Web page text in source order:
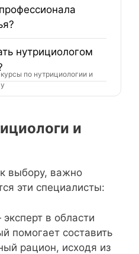
нутрициологом
по нутрициологии и
и
выбору, важно
эти специалисты:
в области
помогает составить
рацион, исходя из